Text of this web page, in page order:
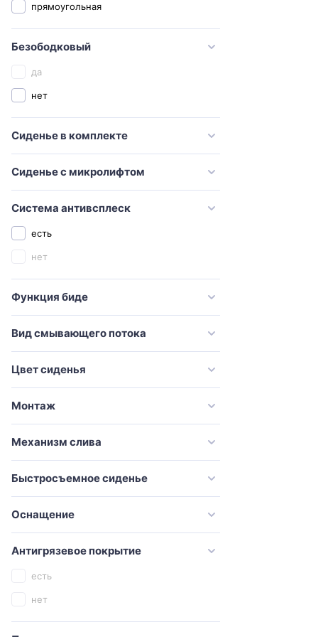
Santeri
STWORKI
Swedbe
TECE
Timo
Vincea
прямоугольная
Безободковый
да
нет
Сиденье в комплекте
Сиденье с микролифтом
Система антивсплеск
есть
нет
Функция биде
Вид смывающего потока
Цвет сиденья
Монтаж
Механизм слива
Быстросъемное сиденье
Оснащение
Антигрязевое покрытие
есть
нет